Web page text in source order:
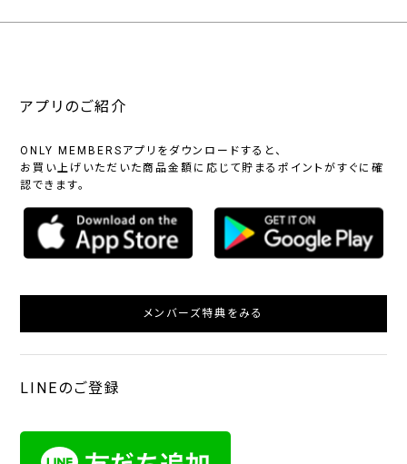
アプリのご紹介
ONLY MEMBERSアプリをダウンロードすると、
お買い上げいただいた商品金額に応じて貯まるポイントがすぐに確
認できます。
メンバーズ特典をみる
LINEのご登録